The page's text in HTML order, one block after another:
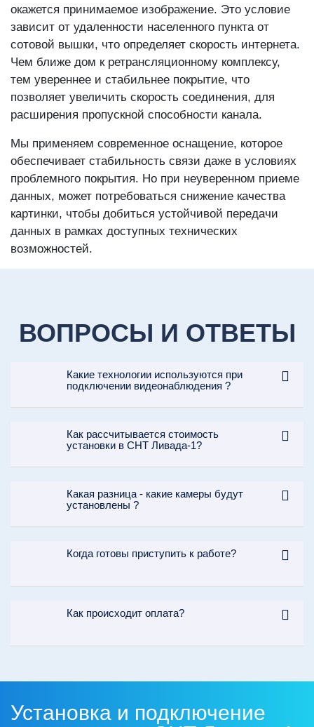
окажется принимаемое изображение. Это условие
зависит от удаленности населенного пункта от
сотовой вышки, что определяет скорость интернета.
Чем ближе дом к ретрансляционному комплексу,
тем увереннее и стабильнее покрытие, что
позволяет увеличить скорость соединения, для
расширения пропускной способности канала.
Мы применяем современное оснащение, которое
обеспечивает стабильность связи даже в условиях
проблемного покрытия. Но при неуверенном приеме
данных, может потребоваться снижение качества
картинки, чтобы добиться устойчивой передачи
данных в рамках доступных технических
возможностей.
ВОПРОСЫ И ОТВЕТЫ
Какие технологии используются при
подключении видеонаблюдения ?
Как рассчитывается стоимость
установки в СНТ Ливада-1?
Какая разница - какие камеры будут
установлены ?
Когда готовы приступить к работе?
Как происходит оплата?
Установка и подключение